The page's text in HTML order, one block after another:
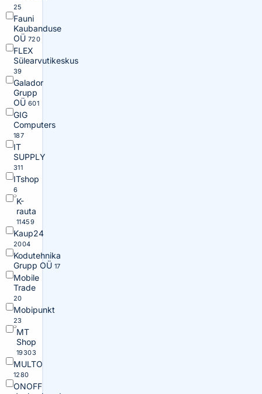
25
Fauni
Kaubanduse
OÜ 720
FLEX
Sülearvutikeskus
39
Galador
Grupp
OÜ 601
GIG
Computers
187
IT
SUPPLY
311
ITshop
6
K-
rauta
11459
Kaup24
2004
Kodutehnika
Grupp OÜ 17
Mobile
Trade
20
Mobipunkt
23
MT
Shop
19303
MULTO
1280
ONOFF